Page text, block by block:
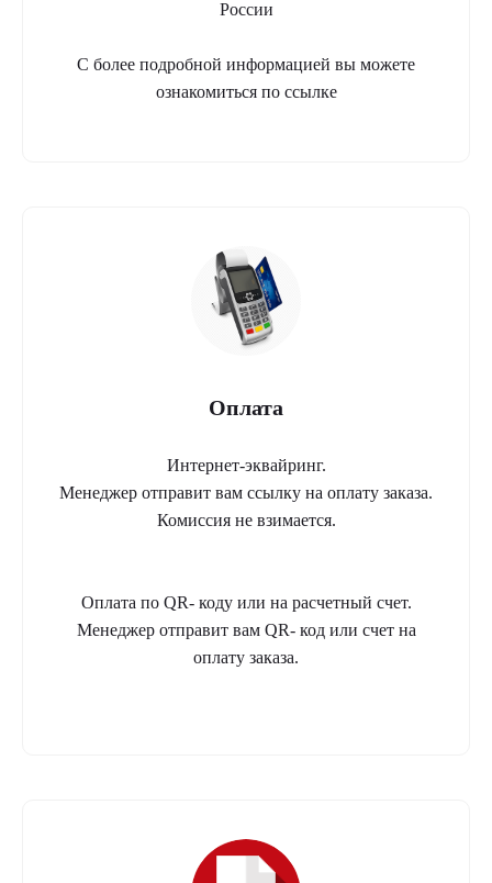
России
С более подробной информацией вы можете
ознакомиться по ссылке
Оплата
Интернет-эквайринг.
Менеджер отправит вам ссылку на оплату заказа.
Комиссия не взимается.
Оплата по QR- коду или на расчетный счет.
Менеджер отправит вам QR- код или счет на
оплату заказа.